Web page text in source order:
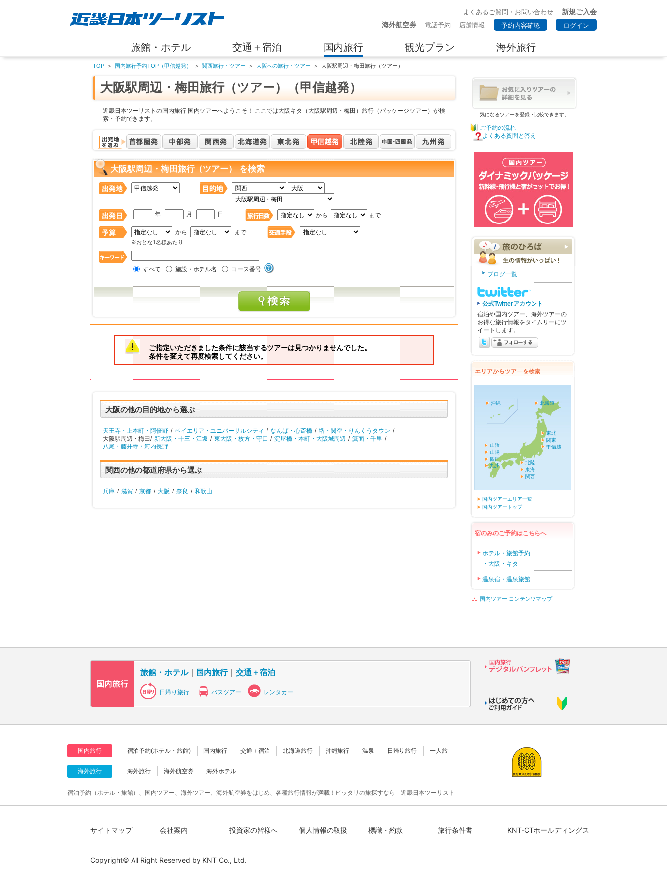
よくあるご質問・お問い合わせ
新規ご入会
海外航空券
電話予約 店舗情報 予約内容確認 ログイン
旅館・ホテル 交通＋宿泊 国内旅行 観光プラン 海外旅行
TOP ＞ 国内旅行予約TOP（甲信越発） ＞ 関西旅行・ツアー ＞ 大阪への旅行・ツアー ＞ 大阪駅周辺・梅田旅行（ツアー）
大阪駅周辺・梅田旅行（ツアー）（甲信越発）
近畿日本ツーリストの国内旅行 国内ツアーへようこそ！ ここでは大阪キタ（大阪駅周辺・梅田）旅行（パッケージツアー）が検
索・予約できます。
大阪駅周辺・梅田旅行（ツアー） を検索
年 月 日 から まで
から まで
※おとな1名様あたり
すべて 施設・ホテル名 コース番号
ご指定いただきました条件に該当するツアーは見つかりませんでした。
条件を変えて再度検索してください。
大阪の他の目的地から選ぶ
天王寺・上本町・阿倍野 / ベイエリア・ユニバーサルシティ / なんば・心斎橋 / 堺・関空・りんくうタウン /
大阪駅周辺・梅田/ 新大阪・十三・江坂 / 東大阪・枚方・守口 / 淀屋橋・本町・大阪城周辺 / 箕面・千里 /
八尾・藤井寺・河内長野
関西の他の都道府県から選ぶ
兵庫 / 滋賀 / 京都 / 大阪 / 奈良 / 和歌山
気になるツアーを登録・比較できます。
ご予約の流れ
よくある質問と答え
ブログ一覧
公式Twitterアカウント
宿泊や国内ツアー、海外ツアーの
お得な旅行情報をタイムリーにツ
イートします。
エリアからツアーを検索
北海道
東北
関東
甲信越
北陸
東海
関西
山陰
山陽
四国
九州
沖縄
国内ツアーエリア一覧
国内ツアートップ
宿のみのご予約はこちらへ
ホテル・旅館予約
・大阪・キタ
温泉宿・温泉旅館
国内ツアー コンテンツマップ
旅館・ホテル｜ 国内旅行｜ 交通＋宿泊
日帰り旅行 バスツアー レンタカー
国内旅行 宿泊予約(ホテル・旅館) 国内旅行 交通＋宿泊 北海道旅行 沖縄旅行 温泉 日帰り旅行 一人旅
海外旅行 海外旅行 海外航空券 海外ホテル
宿泊予約（ホテル・旅館）、国内ツアー、海外ツアー、海外航空券をはじめ、各種旅行情報が満載！ピッタリの旅探すなら 近畿日本ツーリスト
サイトマップ 会社案内 投資家の皆様へ 個人情報の取扱 標識・約款 旅行条件書 KNT-CTホールディングス
Copyright© All Right Reserved by KNT Co., Ltd.